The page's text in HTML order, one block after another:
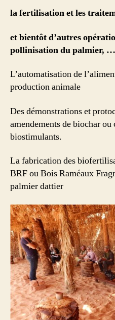
la fertilisation et les
et bientôt d’autres
pollinisation du palmier,
L’automatisation de
production animale
Des démonstrations et
amendements de biochar
biostimulants.
La fabrication des
BRF ou Bois Raméaux
palmier dattier